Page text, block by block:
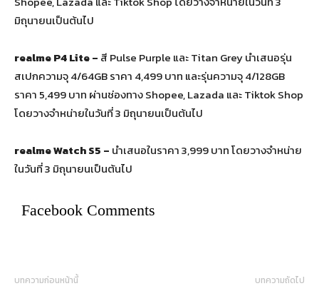
มิถุนายนเป็นต้นไป
realme P4 Lite – สี Pulse Purple และ Titan Grey นำเสนอรุ่น
สเปกความจุ 4/64GB ราคา 4,499 บาท และรุ่นความจุ 4/128GB
ราคา 5,499 บาท ผ่านช่องทาง Shopee, Lazada และ Tiktok Shop
โดยวางจำหน่ายในวันที่ 3 มิถุนายนเป็นต้นไป
realme Watch S5 – นำเสนอในราคา 3,999 บาท โดยวางจำหน่าย
ในวันที่ 3 มิถุนายนเป็นต้นไป
Facebook Comments
บทความก่อนหน้านี้ บทความถัดไป